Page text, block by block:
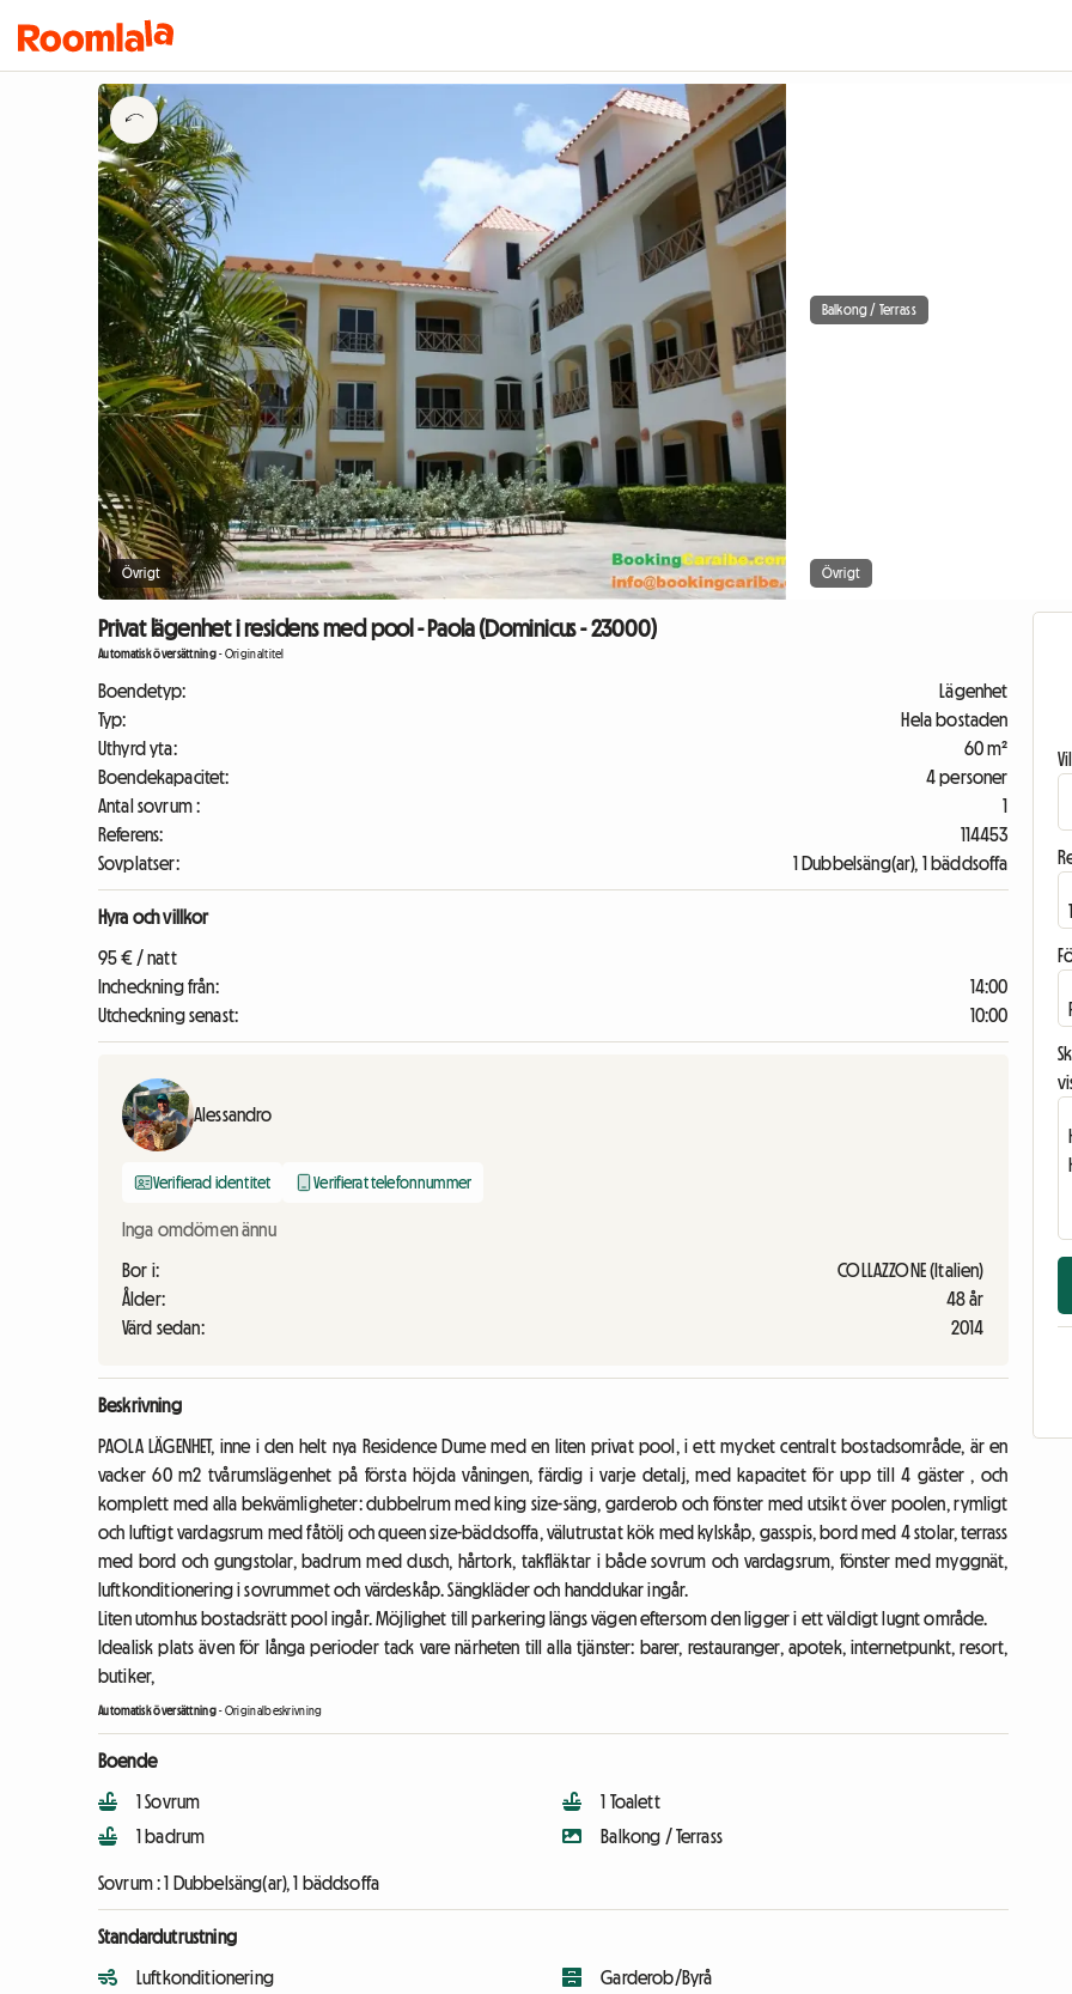
Övrigt
Balkong / Terrass
Övrigt
Privat lägenhet i residens med pool - Paola (Dominicus - 23000)
Automatisk översättning-Originaltitel
Boendetyp:
Lägenhet
Typ:
Hela bostaden
Uthyrd yta:
60 m²
Boendekapacitet:
4 personer
Antal sovrum :
1
Referens:
114453
Sovplatser:
1 Dubbelsäng(ar), 1 bäddsoffa
Hyra och villkor
95 € / natt
Incheckning från:
14:00
Utcheckning senast:
10:00
Alessandro
Verifierad identitet Verifierat telefonnummer
Inga omdömen ännu
Bor i:
COLLAZZONE (Italien)
Ålder:
48 år
Värd sedan:
2014
Beskrivning
PAOLA LÄGENHET, inne i den helt nya Residence Dume med en liten privat pool, i ett mycket centralt bostadsområde, är en
vacker 60 m2 tvårumslägenhet på första höjda våningen, färdig i varje detalj, med kapacitet för upp till 4 gäster , och
komplett med alla bekvämligheter: dubbelrum med king size-säng, garderob och fönster med utsikt över poolen, rymligt
och luftigt vardagsrum med fåtölj och queen size-bäddsoffa, välutrustat kök med kylskåp, gasspis, bord med 4 stolar, terrass
med bord och gungstolar, badrum med dusch, hårtork, takfläktar i både sovrum och vardagsrum, fönster med myggnät,
luftkonditionering i sovrummet och värdeskåp. Sängkläder och handdukar ingår.
Liten utomhus bostadsrätt pool ingår. Möjlighet till parkering längs vägen eftersom den ligger i ett väldigt lugnt område.
Idealisk plats även för långa perioder tack vare närheten till alla tjänster: barer, restauranger, apotek, internetpunkt, resort,
butiker,
Automatisk översättning-Originalbeskrivning
Boende
1 Sovrum
1 badrum
1 Toalett
Balkong / Terrass
Sovrum :1 Dubbelsäng(ar), 1 bäddsoffa
Standardutrustning
Luftkonditionering Garderob/Byrå